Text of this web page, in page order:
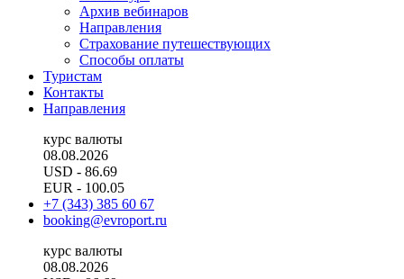
Архив вебинаров
Направления
Страхование путешествующих
Способы оплаты
Туристам
Контакты
Направления
курс валюты
08.08.2026
USD - 86.69
EUR - 100.05
+7 (343) 385 60 67
booking@evroport.ru
курс валюты
08.08.2026